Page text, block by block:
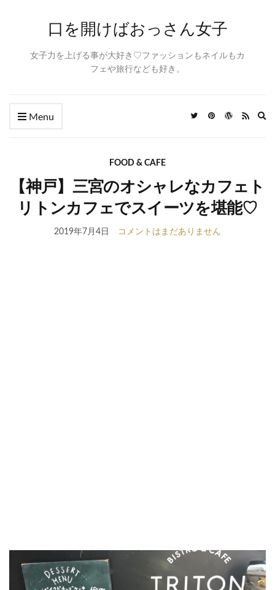
口を開けばおっさん女子
女子力を上げる事が大好き♡ファッションもネイルもカ
フェや旅行なども好き。
Menu
FOOD & CAFE
【神戸】三宮のオシャレなカフェト
リトンカフェでスイーツを堪能♡
2019年7月4日 コメントはまだありません